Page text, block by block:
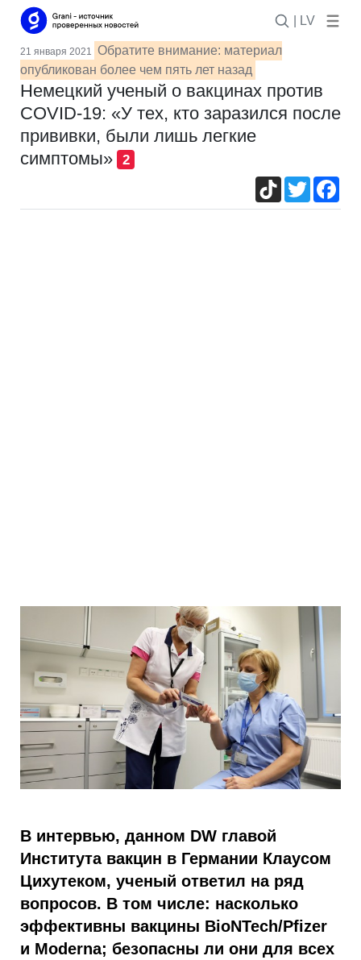
| LV
21 января 2021 Обратите внимание: материал
опубликован более чем пять лет назад
Немецкий ученый о вакцинах против
COVID-19: «У тех, кто заразился после
прививки, были лишь легкие
симптомы»
2
TikTokTwitter
В интервью, данном DW главой
Института вакцин в Германии Клаусом
Цихутеком, ученый ответил на ряд
вопросов. В том числе: насколько
эффективны вакцины BioNTech/Pfizer
и Moderna; безопасны ли они для всех